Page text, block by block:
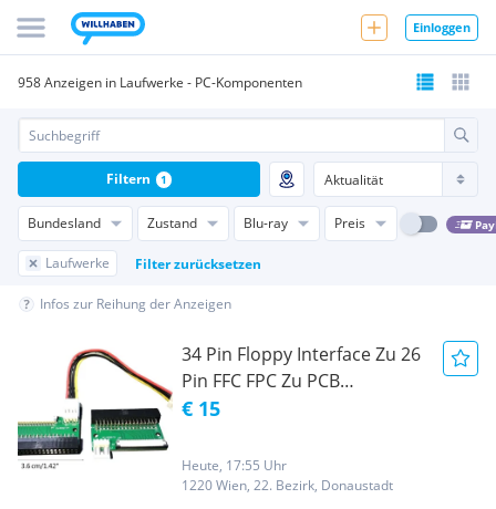
Einloggen
958 Anzeigen in Laufwerke - PC-Komponenten
Bundesland Zustand Blu-ray Preis
Laufwerke Filter zurücksetzen
Filtern 1
Infos zur Reihung der Anzeigen
34 Pin Floppy Interface Zu 26
Pin FFC FPC Zu PCB
Konverter Board Adapter 34
Adapter Konverter Floppy
Drive Cable Adapter
€ 15
Heute, 17:55 Uhr
1220 Wien, 22. Bezirk, Donaustadt